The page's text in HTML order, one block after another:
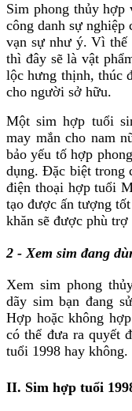
Sim phong thủy
công danh sự nghiệp
vạn sự như ý. Vì thế
thì đây sẽ là vật
lộc hưng thịnh, thúc
cho người sở hữu.
Một sim hợp tuổi
may mắn cho nam
bảo yếu tố hợp
dụng. Đặc biệt trong
điện thoại hợp tuổi
tạo được ấn tượng
khăn sẽ được phù
2 - Xem sim đang
Xem sim phong
dãy sim bạn đang
Hợp hoặc không
có thể đưa ra quyết
tuổi 1998 hay không.
II. Sim hợp tuổi